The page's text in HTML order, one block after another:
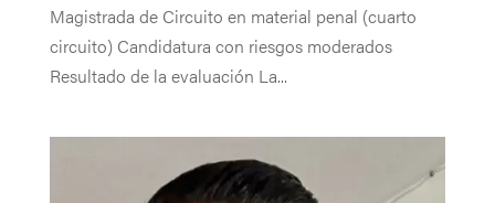
Magistrada de Circuito en material penal (cuarto
circuito) Candidatura con riesgos moderados
Resultado de la evaluación La...